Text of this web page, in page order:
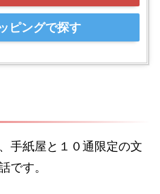
ピングで探す
手紙屋と１０通限定の文
です。